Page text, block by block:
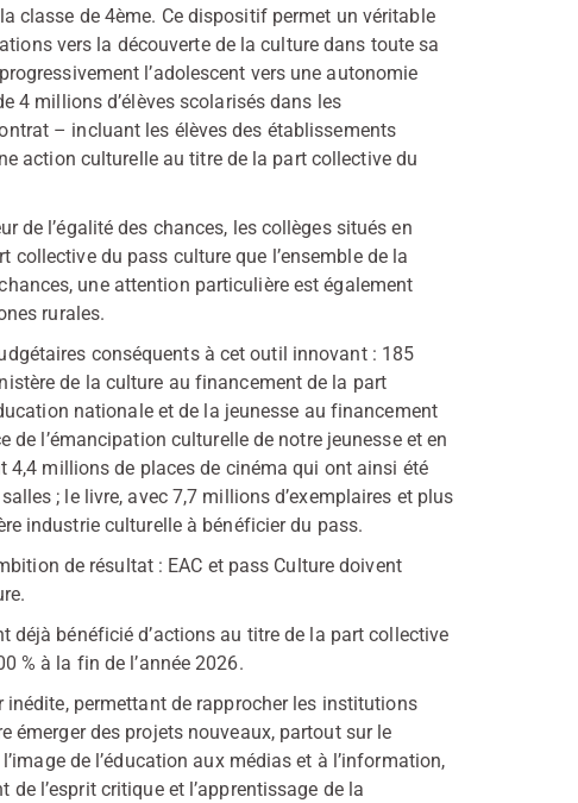
classe de 4ème. Ce dispositif permet un véritable
vers la découverte de la culture dans toute sa
l’adolescent vers une autonomie
4 millions d’élèves scolarisés dans les
– incluant les élèves des établissements
action culturelle au titre de la part collective du
de l’égalité des chances, les collèges situés en
collective du pass culture que l’ensemble de la
une attention particulière est également
rurales.
conséquents à cet outil innovant : 185
de la culture au financement de la part
nationale et de la jeunesse au financement
l’émancipation culturelle de notre jeunesse et en
4,4 millions de places de cinéma qui ont ainsi été
; le livre, avec 7,7 millions d’exemplaires et plus
industrie culturelle à bénéficier du pass.
de résultat : EAC et pass Culture doivent
déjà bénéficié d’actions au titre de la part collective
% à la fin de l’année 2026.
inédite, permettant de rapprocher les institutions
émerger des projets nouveaux, partout sur le
de l’éducation aux médias et à l’information,
l’esprit critique et l’apprentissage de la